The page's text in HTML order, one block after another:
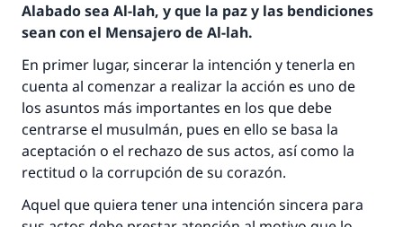
Alabado sea Al-lah, y que la paz y las bendiciones
sean con el Mensajero de Al-lah.
En primer lugar, sincerar la intención y tenerla en
cuenta al comenzar a realizar la acción es uno de
los asuntos más importantes en los que debe
centrarse el musulmán, pues en ello se basa la
aceptación o el rechazo de sus actos, así como la
rectitud o la corrupción de su corazón.
Aquel que quiera tener una intención sincera para